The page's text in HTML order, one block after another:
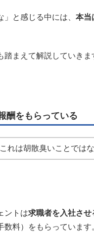
」と感じる中には、 本当
踏まえて解説していきま
酬をもらっている
これは胡散臭いことでは
ントは求職者を入社させ
数料）をもらっています